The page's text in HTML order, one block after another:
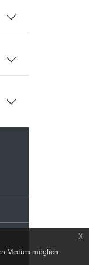
Medien möglich.
x